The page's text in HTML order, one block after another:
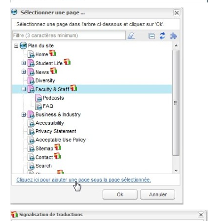
Maps
Microsoft
365
Multimedia
MyFavorites
News
Newsletter
Nextcloud
personnelles